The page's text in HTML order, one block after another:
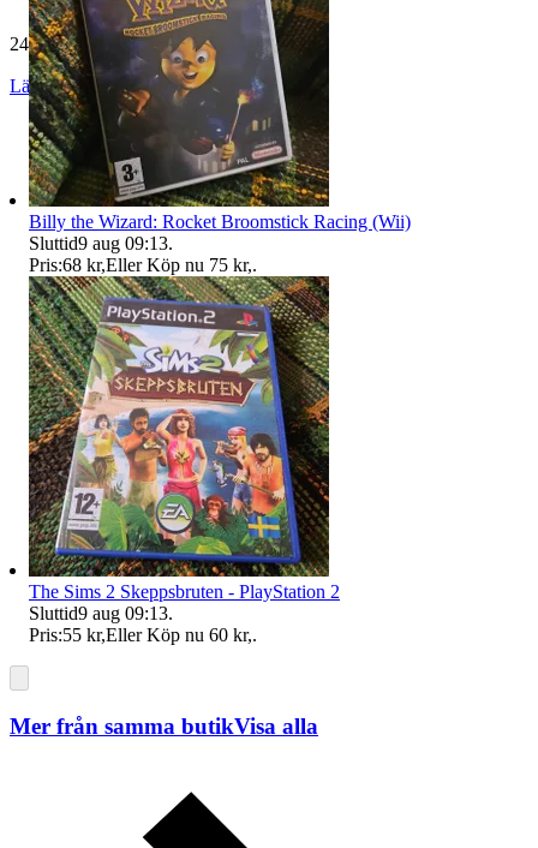
24 500 omdömen
Läs omdömen Följ
Billy the Wizard: Rocket Broomstick Racing (Wii)
Sluttid9 aug 09:13.
Pris:68 kr,Eller Köp nu 75 kr,.
The Sims 2 Skeppsbruten - PlayStation 2
Sluttid9 aug 09:13.
Pris:55 kr,Eller Köp nu 60 kr,.
Mer från samma butikVisa alla